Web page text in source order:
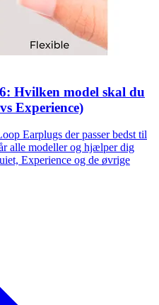
Hvilken model skal du
Experience)
Earplugs der passer bedst til
alle modeller og hjælper dig
Experience og de øvrige